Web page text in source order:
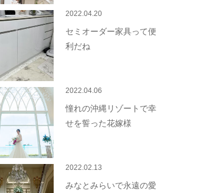
2022.04.20
セミオーダー家具って便
利だね
2022.04.06
憧れの沖縄リゾートで幸
せを誓った花嫁様
2022.02.13
みなとみらいで永遠の愛